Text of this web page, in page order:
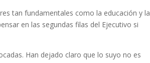
tan fundamentales como la educación y la
en las segundas filas del Ejecutivo si
Han dejado claro que lo suyo no es